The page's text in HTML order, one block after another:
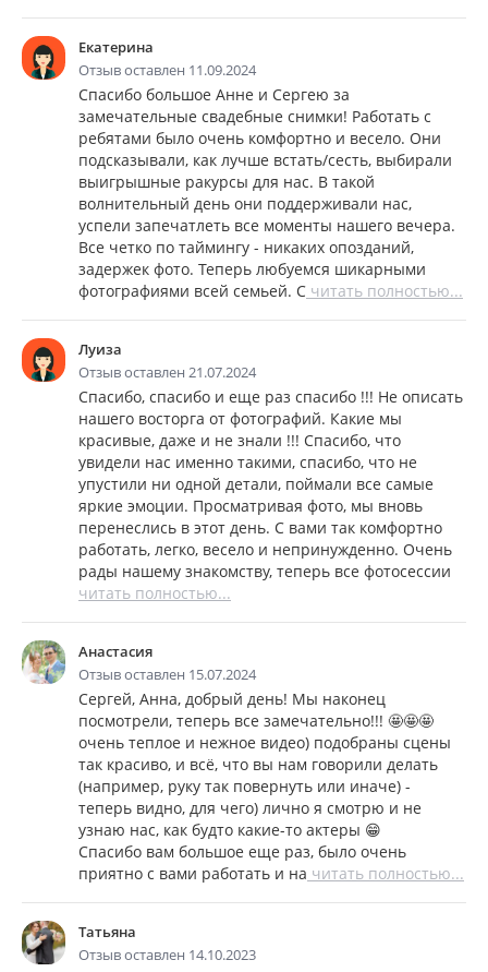
Екатерина
Отзыв оставлен 11.09.2024
Спасибо большое Анне и Сергею за
замечательные свадебные снимки! Работать с
ребятами было очень комфортно и весело. Они
подсказывали, как лучше встать/сесть, выбирали
выигрышные ракурсы для нас. В такой
волнительный день они поддерживали нас,
успели запечатлеть все моменты нашего вечера.
Все четко по таймингу - никаких опозданий,
задержек фото. Теперь любуемся шикарными
фотографиями всей семьей. С читать полностью...
Луиза
Отзыв оставлен 21.07.2024
Спасибо, спасибо и еще раз спасибо !!! Не описать
нашего восторга от фотографий. Какие мы
красивые, даже и не знали !!! Спасибо, что
увидели нас именно такими, спасибо, что не
упустили ни одной детали, поймали все самые
яркие эмоции. Просматривая фото, мы вновь
перенеслись в этот день. C вами так комфортно
работать, легко, весело и непринужденно. Очень
рады нашему знакомству, теперь все фотосессии
читать полностью...
Анастасия
Отзыв оставлен 15.07.2024
Сергей, Анна, добрый день! Мы наконец
посмотрели, теперь все замечательно!!! 🤩🤩🤩
очень теплое и нежное видео) подобраны сцены
так красиво, и всё, что вы нам говорили делать
(например, руку так повернуть или иначе) -
теперь видно, для чего) лично я смотрю и не
узнаю нас, как будто какие-то актеры 😁
Спасибо вам большое еще раз, было очень
приятно с вами работать и на читать полностью...
Татьяна
Отзыв оставлен 14.10.2023